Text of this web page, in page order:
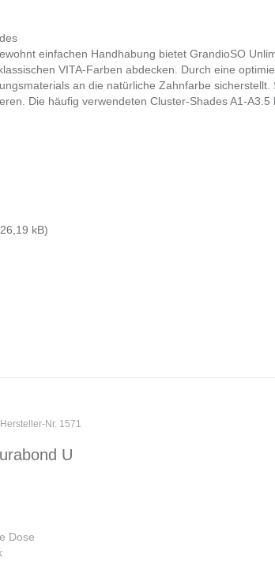
einfachen Handhabung bietet GrandioSO
VITA-Farben abdecken. Durch eine
an die natürliche Zahnfarbe
Die häufig verwendeten Cluster-Shades A1-
kB)
Hersteller-Nr. 1571
U
Dose